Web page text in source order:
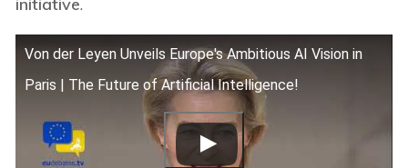
Von der Leyen Unveils Europe's Ambitious AI Vision in
Paris | The Future of Artificial Intelligence!